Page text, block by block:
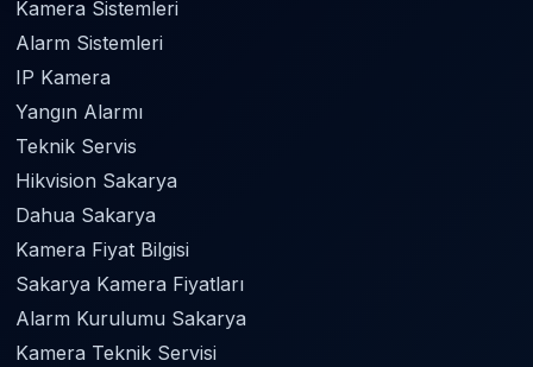
Kamera Sistemleri
Alarm Sistemleri
IP Kamera
Yangın Alarmı
Teknik Servis
Hikvision Sakarya
Dahua Sakarya
Kamera Fiyat Bilgisi
Sakarya Kamera Fiyatları
Alarm Kurulumu Sakarya
Kamera Teknik Servisi